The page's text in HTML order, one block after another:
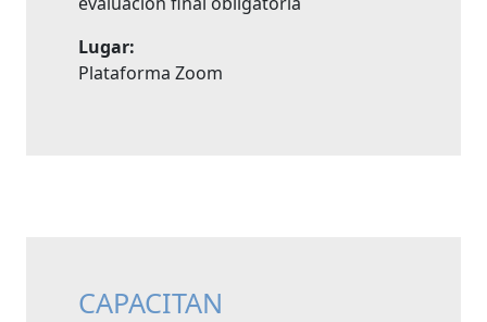
Lugar:
Plataforma Zoom
CAPACITAN